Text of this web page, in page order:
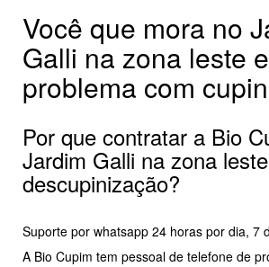
Você que mora no
Galli na zona leste
problema com
Por que contratar a Bio
Jardim Galli na zona
descupinização?
Suporte por whatsapp 24 horas por dia, 7
A Bio Cupim tem pessoal de telefone de